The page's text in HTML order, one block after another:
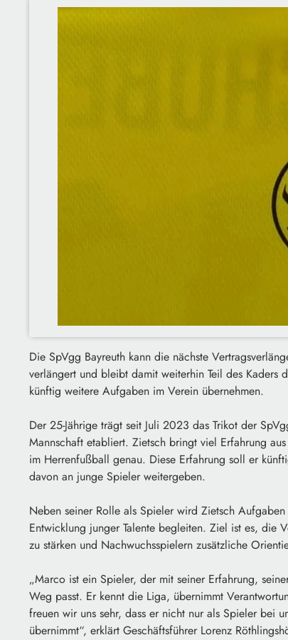
Die SpVgg Bayreuth kann die nächste
verlängert und bleibt damit weiterhin Teil des
künftig weitere Aufgaben im Verein übernehmen.
Der 25-Jährige trägt seit Juli 2023 das Trikot der
Mannschaft etabliert. Zietsch bringt viel Erfahrung
im Herrenfußball genau. Diese Erfahrung soll er
davon an junge Spieler weitergeben.
Neben seiner Rolle als Spieler wird Zietsch
Entwicklung junger Talente begleiten. Ziel ist es, die
zu stärken und Nachwuchsspielern zusätzliche
„Marco ist ein Spieler, der mit seiner Erfahrung,
Weg passt. Er kennt die Liga, übernimmt
freuen wir uns sehr, dass er nicht nur als Spieler bei
übernimmt“, erklärt Geschäftsführer Lorenz